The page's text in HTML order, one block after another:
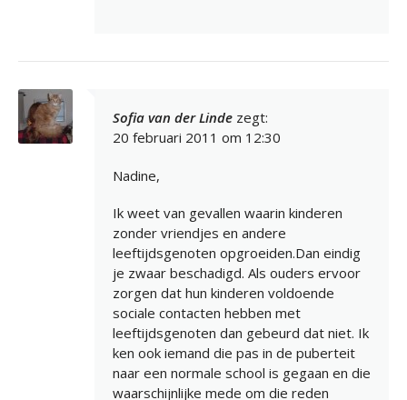
Sofia van der Linde zegt:
20 februari 2011 om 12:30
Nadine,
Ik weet van gevallen waarin kinderen
zonder vriendjes en andere
leeftijdsgenoten opgroeiden.Dan eindig
je zwaar beschadigd. Als ouders ervoor
zorgen dat hun kinderen voldoende
sociale contacten hebben met
leeftijdsgenoten dan gebeurd dat niet. Ik
ken ook iemand die pas in de puberteit
naar een normale school is gegaan en die
waarschijnlijke mede om die reden